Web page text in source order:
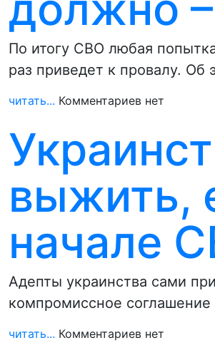
По итогу СВО любая
раз приведет к провалу. Об
читать... Комментариев нет
выжить,
начале
Адепты украинства сами
компромиссное
читать... Комментариев нет